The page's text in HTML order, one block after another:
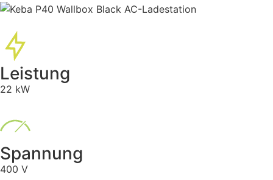
Leistung
22 kW
Spannung
400 V